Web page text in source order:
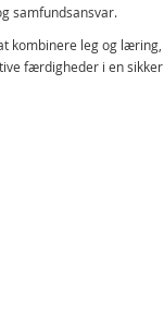
samfundsansvar.
kombinere leg og læring,
færdigheder i en sikker